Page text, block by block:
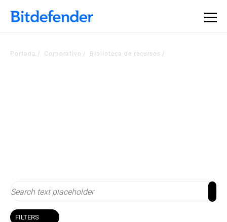
Portada Corporativo Biblioteca de recursos
FILTERS